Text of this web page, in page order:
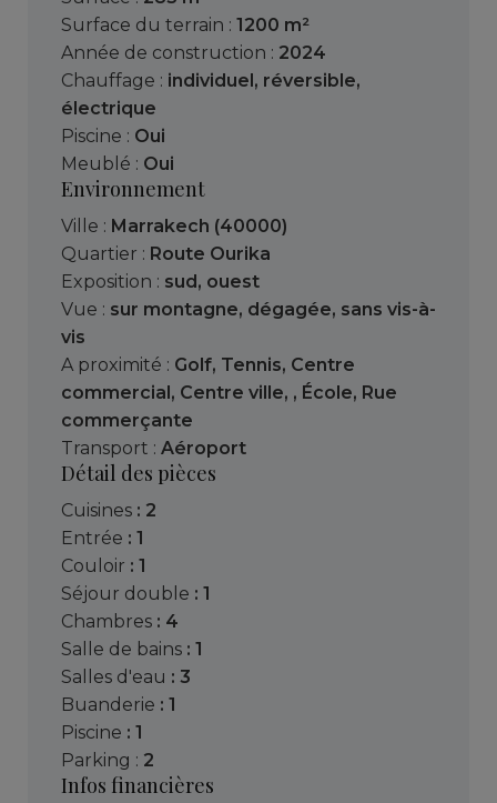
Surface du terrain : 1200 m²
Année de construction : 2024
Chauffage : individuel, réversible,
électrique
Piscine : Oui
Meublé : Oui
Environnement
Ville : Marrakech (40000)
Quartier : Route Ourika
Exposition : sud, ouest
Vue : sur montagne, dégagée, sans vis-à-
vis
A proximité : Golf, Tennis, Centre
commercial, Centre ville, , École, Rue
commerçante
Transport : Aéroport
Détail des pièces
cuisines : 2
entrée : 1
couloir : 1
séjour double : 1
chambres : 4
salle de bains : 1
salles d'eau : 3
buanderie : 1
piscine : 1
parking : 2
Infos financières